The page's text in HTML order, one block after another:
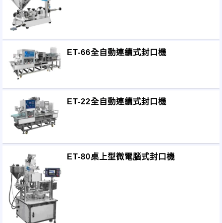
ET-66全自動連續式封口機
ET-22全自動連續式封口機
ET-80桌上型微電腦式封口機